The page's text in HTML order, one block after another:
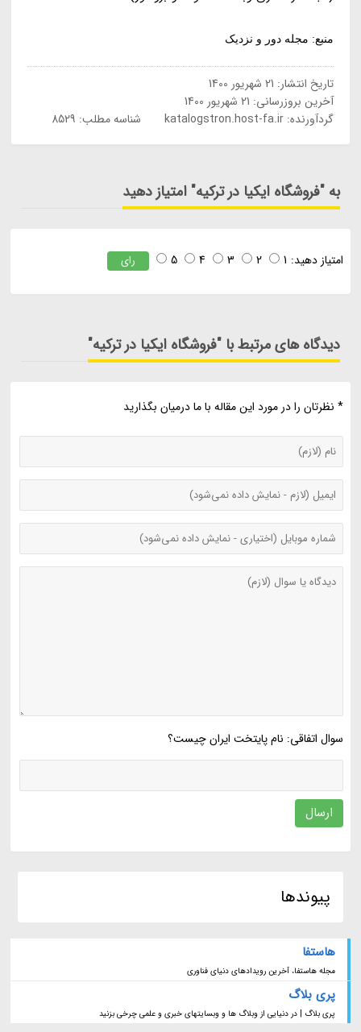
منبع: مجله دور و نزدیک
تاریخ انتشار: 21 شهریور 1400
آخرین بروزرسانی: 21 شهریور 1400
گردآورنده:katalogstron.host-fa.ir شناسه مطلب: 8529
به "فروشگاه ایکیا در ترکیه" امتیاز دهید
امتیاز دهید: 1
2
3
4
5 رای
دیدگاه های مرتبط با "فروشگاه ایکیا در ترکیه"
* نظرتان را در مورد این مقاله با ما درمیان بگذارید
سوال اتفاقی: نام پایتخت ایران چیست؟
ارسال
پیوندها
هاستفا
مجله هاستفا، آخرین رویدادهای دنیای فناوری
پری بلاگ
پری بلاگ | در دنیایی از وبلاگ ها و وبسایتهای خبری و علمی چرخی بزنید